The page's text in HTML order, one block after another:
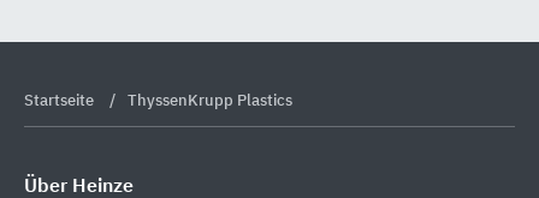
Startseite ThyssenKrupp Plastics
Über Heinze